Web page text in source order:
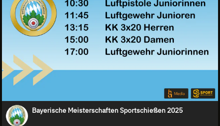
Bayerische Meisterschaften Sportschießen 2025